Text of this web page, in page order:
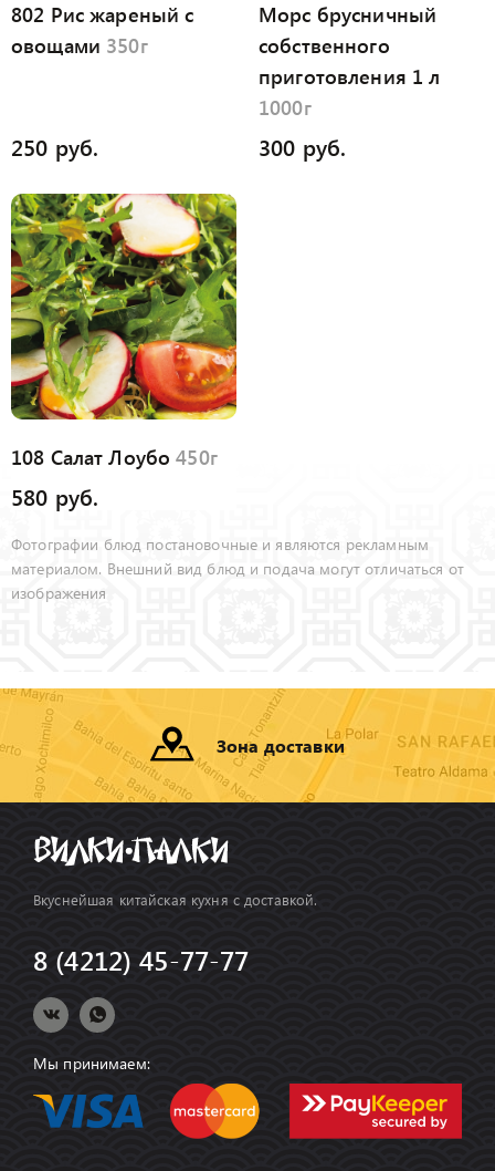
802 Рис жареный с
овощами 350г
250 руб.
Морс брусничный
собственного
приготовления 1 л
1000г
300 руб.
108 Салат Лоубо450г
580 руб.
Фотографии блюд постановочные и являются рекламным
материалом. Внешний вид блюд и подача могут отличаться от
изображения
Зона доставки
Вкуснейшая китайская кухня с доставкой.
8 (4212) 45-77-77
Мы принимаем: